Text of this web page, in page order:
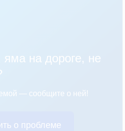
яма на дороге, не
— сообщите о ней!
о проблеме